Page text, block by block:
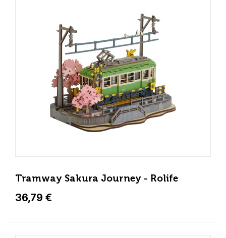
Tramway Sakura Journey - Rolife
36,79 €